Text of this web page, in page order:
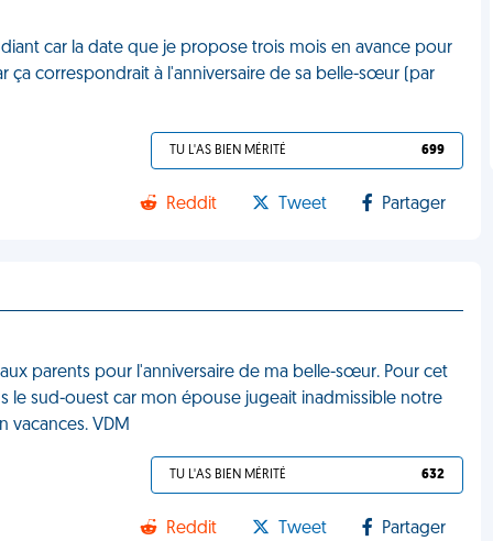
car la date que je propose trois mois en avance pour
ça correspondrait à l'anniversaire de sa belle-sœur (par
TU L'AS BIEN MÉRITÉ 699
Reddit Tweet Partager
parents pour l'anniversaire de ma belle-sœur. Pour cet
le sud-ouest car mon épouse jugeait inadmissible notre
vacances. VDM
TU L'AS BIEN MÉRITÉ 632
Reddit Tweet Partager